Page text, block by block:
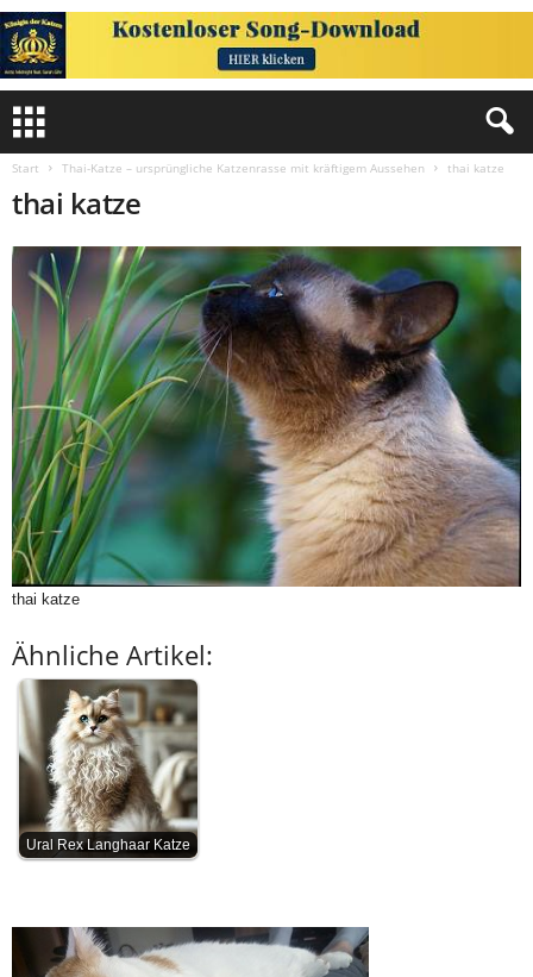
Start Thai-Katze – ursprüngliche Katzenrasse mit kräftigem Aussehen thai katze
thai katze
thai katze
Ähnliche Artikel:
Ural Rex Langhaar Katze